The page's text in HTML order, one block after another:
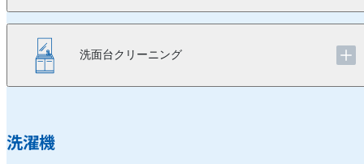
洗面台クリーニング
洗濯機